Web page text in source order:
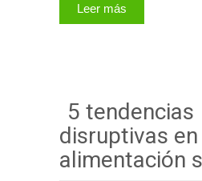
Leer más
5 tendencias
disruptivas en
alimentación